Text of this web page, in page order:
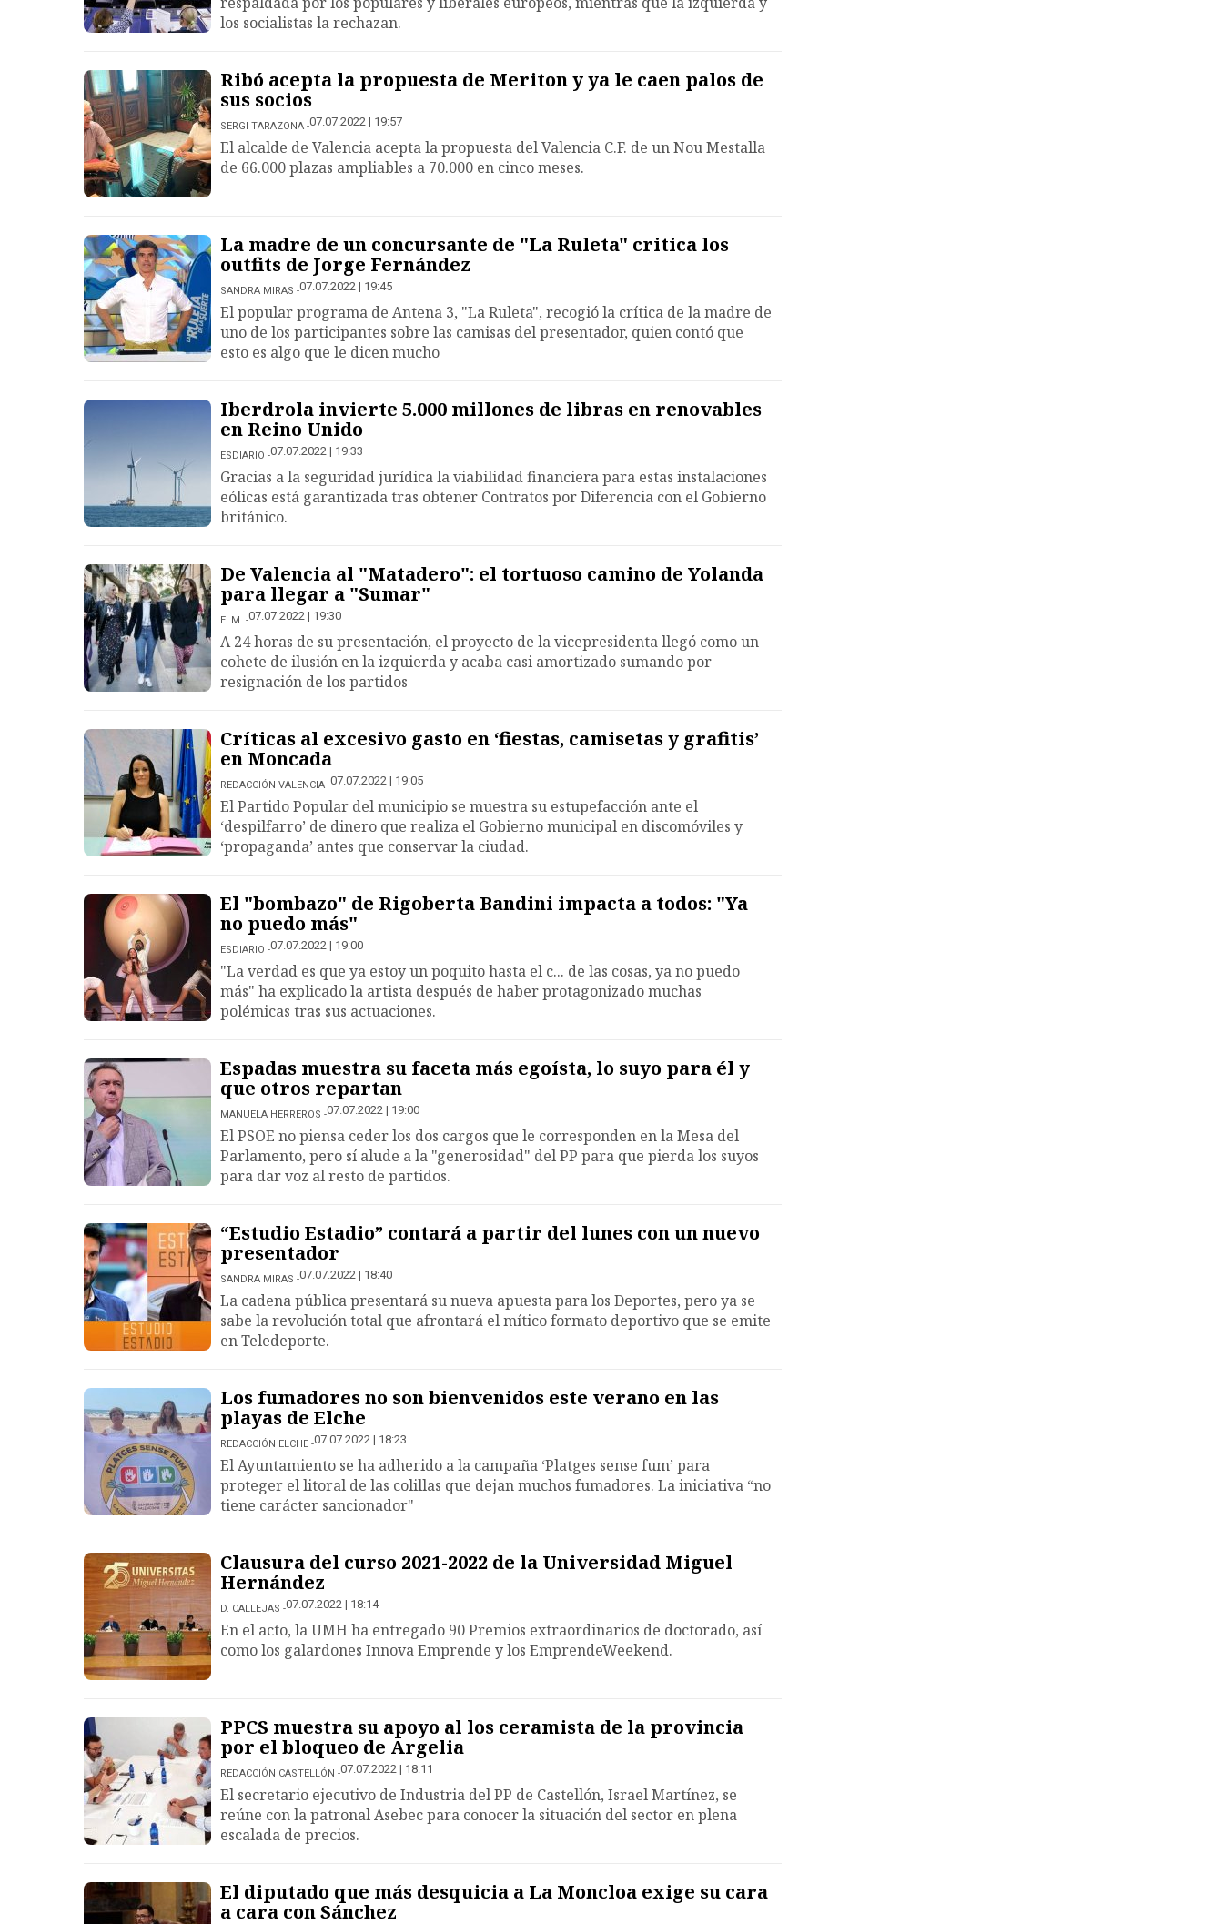
los socialistas la rechazan.
Ribó acepta la propuesta de Meriton y ya le caen palos de
sus socios
SERGI TARAZONA 07.07.2022 | 19:57
El alcalde de Valencia acepta la propuesta del Valencia C.F. de un Nou Mestalla
de 66.000 plazas ampliables a 70.000 en cinco meses.
La madre de un concursante de "La Ruleta" critica los
outfits de Jorge Fernández
SANDRA MIRAS 07.07.2022 | 19:45
El popular programa de Antena 3, "La Ruleta", recogió la crítica de la madre de
uno de los participantes sobre las camisas del presentador, quien contó que
esto es algo que le dicen mucho
Iberdrola invierte 5.000 millones de libras en renovables
en Reino Unido
ESDIARIO 07.07.2022 | 19:33
Gracias a la seguridad jurídica la viabilidad financiera para estas instalaciones
eólicas está garantizada tras obtener Contratos por Diferencia con el Gobierno
británico.
De Valencia al "Matadero": el tortuoso camino de Yolanda
para llegar a "Sumar"
E. M. 07.07.2022 | 19:30
A 24 horas de su presentación, el proyecto de la vicepresidenta llegó como un
cohete de ilusión en la izquierda y acaba casi amortizado sumando por
resignación de los partidos
Críticas al excesivo gasto en ‘fiestas, camisetas y grafitis’
en Moncada
REDACCIÓN VALENCIA 07.07.2022 | 19:05
El Partido Popular del municipio se muestra su estupefacción ante el
‘despilfarro’ de dinero que realiza el Gobierno municipal en discomóviles y
‘propaganda’ antes que conservar la ciudad.
El "bombazo" de Rigoberta Bandini impacta a todos: "Ya
no puedo más"
ESDIARIO 07.07.2022 | 19:00
"La verdad es que ya estoy un poquito hasta el c... de las cosas, ya no puedo
más" ha explicado la artista después de haber protagonizado muchas
polémicas tras sus actuaciones.
Espadas muestra su faceta más egoísta, lo suyo para él y
que otros repartan
MANUELA HERREROS 07.07.2022 | 19:00
El PSOE no piensa ceder los dos cargos que le corresponden en la Mesa del
Parlamento, pero sí alude a la "generosidad" del PP para que pierda los suyos
para dar voz al resto de partidos.
“Estudio Estadio” contará a partir del lunes con un nuevo
presentador
SANDRA MIRAS 07.07.2022 | 18:40
La cadena pública presentará su nueva apuesta para los Deportes, pero ya se
sabe la revolución total que afrontará el mítico formato deportivo que se emite
en Teledeporte.
Los fumadores no son bienvenidos este verano en las
playas de Elche
REDACCIÓN ELCHE 07.07.2022 | 18:23
El Ayuntamiento se ha adherido a la campaña ‘Platges sense fum’ para
proteger el litoral de las colillas que dejan muchos fumadores. La iniciativa “no
tiene carácter sancionador"
Clausura del curso 2021-2022 de la Universidad Miguel
Hernández
D. CALLEJAS 07.07.2022 | 18:14
En el acto, la UMH ha entregado 90 Premios extraordinarios de doctorado, así
como los galardones Innova Emprende y los EmprendeWeekend.
PPCS muestra su apoyo al los ceramista de la provincia
por el bloqueo de Argelia
REDACCIÓN CASTELLÓN 07.07.2022 | 18:11
El secretario ejecutivo de Industria del PP de Castellón, Israel Martínez, se
reúne con la patronal Asebec para conocer la situación del sector en plena
escalada de precios.
El diputado que más desquicia a La Moncloa exige su cara
a cara con Sánchez